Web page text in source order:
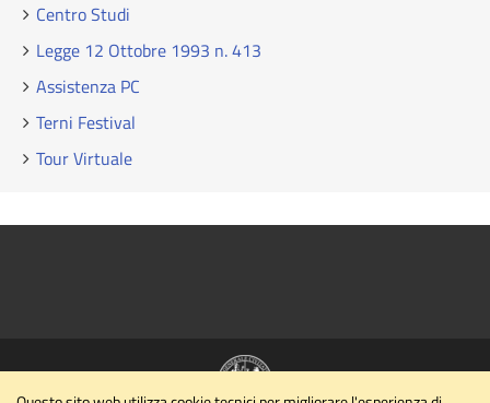
Centro Studi
Legge 12 Ottobre 1993 n. 413
Assistenza PC
Terni Festival
Tour Virtuale